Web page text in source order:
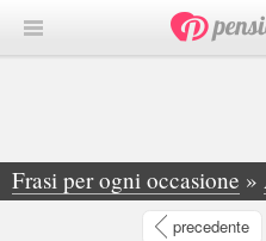
Frasi per ogni occasione »
»I tuoi, sono gli anni più belli, goditi la... -
precedente